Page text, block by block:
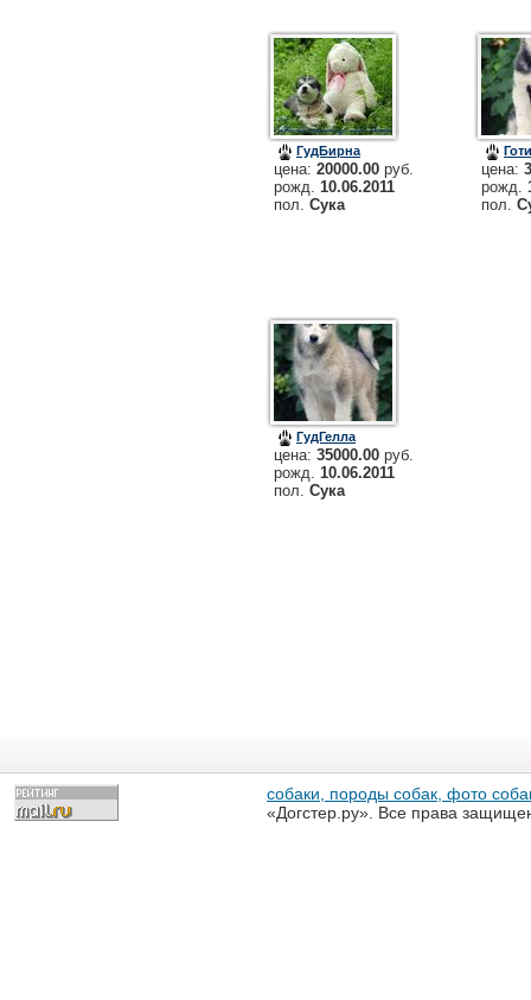
ГудБирна
цена: 20000.00 руб.
рожд. 10.06.2011
пол. Сука
цена:
рожд.
пол.
ГудГелла
цена: 35000.00 руб.
рожд. 10.06.2011
пол. Сука
собаки, породы собак, фото
«Догстер.ру». Все права